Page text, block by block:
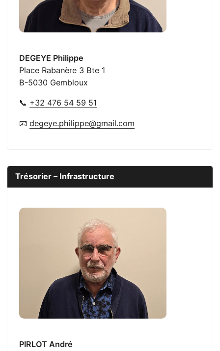
DEGEYE Philippe
Place Rabanère 3 Bte 1
B-5030 Gembloux
📞 +32 476 54 59 51
📧 degeye.philippe@gmail.com
Trésorier – Infrastructure
PIRLOT André